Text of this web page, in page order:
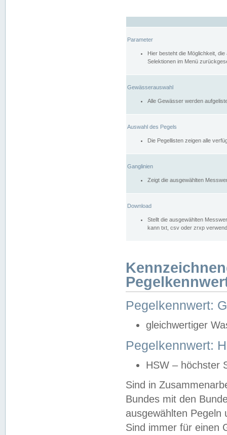
Parameter
Hier besteht die Möglichkeit,
Selektionen im Menü
Gewässerauswahl
Alle Gewässer werden
Auswahl des Pegels
Die Pegellisten zeigen alle
Ganglinien
Zeigt die ausgewählten
Download
Stellt die ausgewählten
kann txt, csv oder zrxp
Pegelkennwert:
gleichwertiger
Pegelkennwert:
HSW – höchster
Sind in
Bundes mit den
ausgewählten
Sind immer für einen